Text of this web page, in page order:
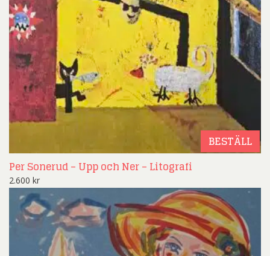
BESTÄLL
Per Sonerud – Upp och Ner – Litografi
2.600 kr